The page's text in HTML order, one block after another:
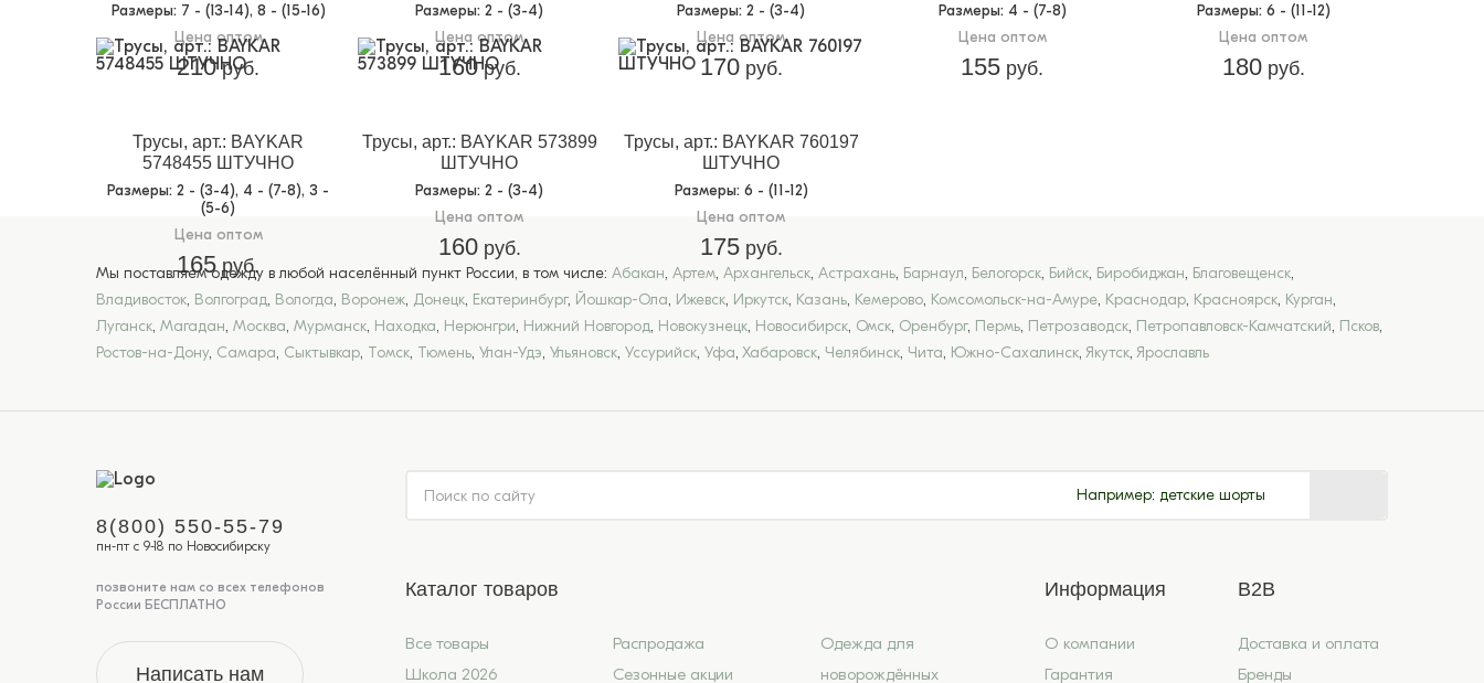
Размеры: 7 - (13-14), 8 - (15-16)
Цена оптом
210руб.
Размеры: 2 - (3-4)
Цена оптом
160руб.
Размеры: 2 - (3-4)
Цена оптом
170руб.
Размеры: 4 - (7-8)
Цена оптом
155 руб.
Размеры: 6 - (11-12)
Цена оптом
180руб.
Трусы, арт.: BAYKAR
5748455 ШТУЧНО
Размеры: 2 - (3-4), 4 - (7-8), 3 -
(5-6)
Цена оптом
165руб.
Трусы, арт.: BAYKAR 573899
ШТУЧНО
Размеры: 2 - (3-4)
Цена оптом
160руб.
Трусы, арт.: BAYKAR 760197
ШТУЧНО
Размеры: 6 - (11-12)
Цена оптом
175руб.
Мы поставляем одежду в любой населённый пункт России, в том числе: Абакан, Артем, Архангельск, Астрахань, Барнаул, Белогорск, Бийск, Биробиджан, Благовещенск,
Владивосток, Волгоград, Вологда, Воронеж, Донецк, Екатеринбург, Йошкар-Ола, Ижевск, Иркутск, Казань, Кемерово, Комсомольск-на-Амуре, Краснодар, Красноярск, Курган,
Луганск, Магадан, Москва, Мурманск, Находка, Нерюнгри, Нижний Новгород, Новокузнецк, Новосибирск, Омск, Оренбург, Пермь, Петрозаводск, Петропавловск-Камчатский, Псков,
Ростов-на-Дону, Самара, Сыктывкар, Томск, Тюмень, Улан-Удэ, Ульяновск, Уссурийск, Уфа, Хабаровск, Челябинск, Чита, Южно-Сахалинск, Якутск, Ярославль
8(800) 550-55-79
пн-пт с 9-18 по Новосибирску
позвоните нам со всех телефонов
России БЕСПЛАТНО
Написать нам
Например: детские шорты
Каталог товаров
Все товары
Школа 2026
Распродажа
Сезонные акции
Одежда для
новорождённых
Информация
О компании
Гарантия
B2B
Доставка и оплата
Бренды